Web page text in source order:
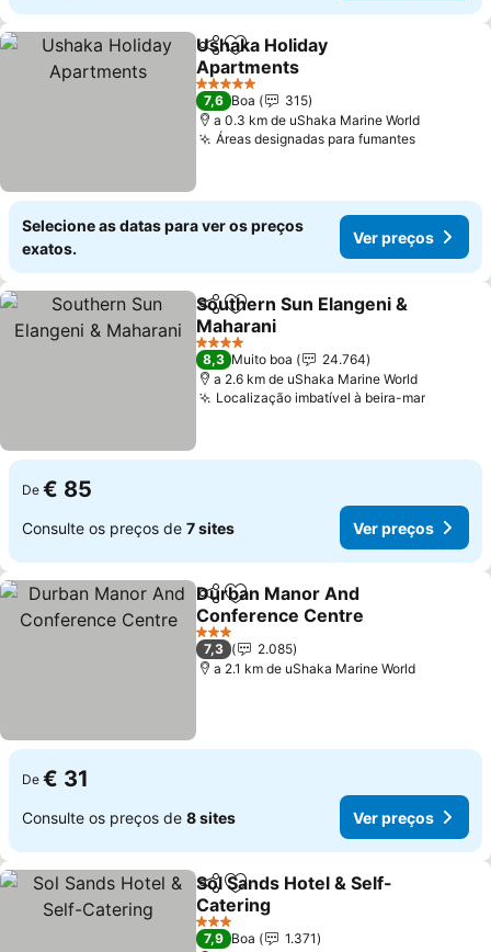
PartilharAdicionar aos favoritos
Ushaka Holiday
Apartments
Ver preços
5 Estrelas
7,6 Boa
315
a 0.3 km de uShaka Marine World
Áreas designadas para fumantesVer
Selecione as datas para ver os preços
exatos.
Ver preços
PartilharAdicionar aos favoritos
Southern Sun Elangeni &
Maharani
Ver preços
4 Estrelas
8,3 Muito boa
24.764
a 2.6 km de uShaka Marine World
Localização imbatível à beira-marVer
De € 85
Consulte os preços de 7 sites Ver preços
PartilharAdicionar aos favoritos
Durban Manor And
Conference Centre
Ver preços
3 Estrelas
7,3
2.085
a 2.1 km de uShaka Marine World
De € 31
Consulte os preços de 8 sites Ver preços
PartilharAdicionar aos favoritos
Sol Sands Hotel & Self-
Catering
Ver preços
3 Estrelas
7,9 Boa
1.371